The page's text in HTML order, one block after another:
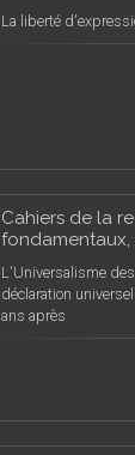
La liberté
Cahiers de la
fondamentaux,
L'Universalisme
déclaration
ans après